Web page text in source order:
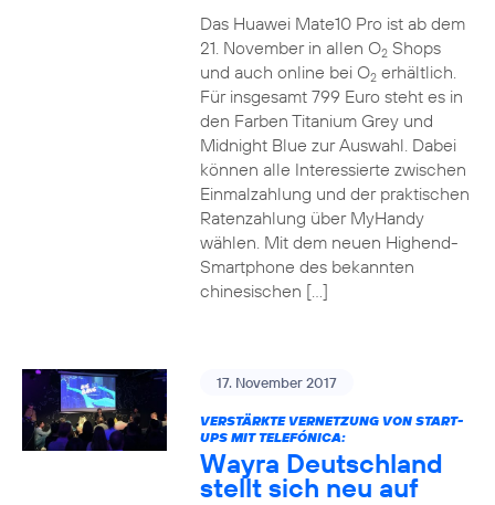
Das Huawei Mate10 Pro ist ab dem
21. November in allen O2Shops
und auch online bei O2erhältlich.
Für insgesamt 799 Euro steht es in
den Farben Titanium Grey und
Midnight Blue zur Auswahl. Dabei
können alle Interessierte zwischen
Einmalzahlung und der praktischen
Ratenzahlung über MyHandy
wählen. Mit dem neuen Highend-
Smartphone des bekannten
chinesischen […]
17. November 2017
VERSTÄRKTE VERNETZUNG VON START-
UPS MIT TELEFÓNICA:
Wayra Deutschland
stellt sich neu auf